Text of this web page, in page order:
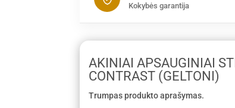
Kokybės garantija
AKINIAI APSAUGINIAI
CONTRAST (GELTONI)
Trumpas produkto aprašymas.